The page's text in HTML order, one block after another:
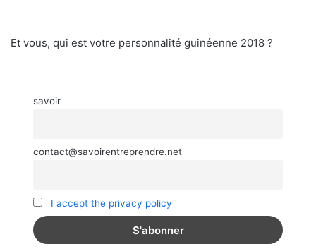
Et vous, qui est votre personnalité guinéenne 2018 ?
savoir
contact@savoirentreprendre.net
I accept the privacy policy